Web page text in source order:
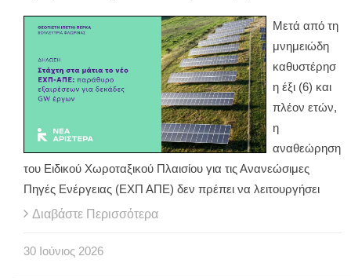
Μετά από τη
μνημειώδη
καθυστέρησ
η έξι (6) και
πλέον ετών,
η
αναθεώρηση
του Ειδικού Χωροταξικού Πλαισίου για τις Ανανεώσιμες
Πηγές Ενέργειας (ΕΧΠ ΑΠΕ) δεν πρέπει να λειτουργήσει
Διαβάστε Περισσότερα
30 Ιούνιος 2026